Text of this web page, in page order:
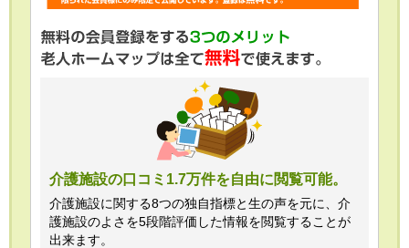
介護施設の口コミ1.7万件を自由に閲覧可能。
介護施設に関する8つの独自指標と生の声を元に、介
護施設のよさを5段階評価した情報を閲覧することが
出来ます。